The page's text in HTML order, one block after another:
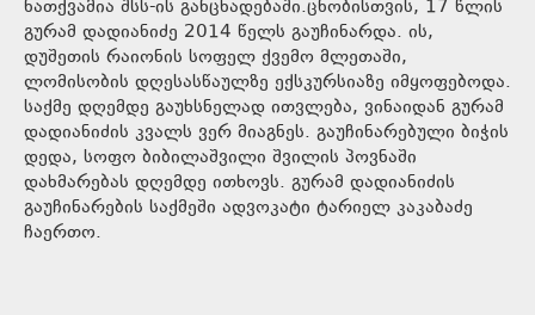
ნათქვამია შსს-ის განცხადებაში.ცნობისთვის, 17 წლის
გურამ დადიანიძე 2014 წელს გაუჩინარდა. ის,
დუშეთის რაიონის სოფელ ქვემო მლეთაში,
ლომისობის დღესასწაულზე ექსკურსიაზე იმყოფებოდა.
საქმე დღემდე გაუხსნელად ითვლება, ვინაიდან გურამ
დადიანიძის კვალს ვერ მიაგნეს. გაუჩინარებული ბიჭის
დედა, სოფო ბიბილაშვილი შვილის პოვნაში
დახმარებას დღემდე ითხოვს. გურამ დადიანიძის
გაუჩინარების საქმეში ადვოკატი ტარიელ კაკაბაძე
ჩაერთო.